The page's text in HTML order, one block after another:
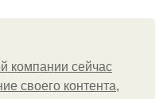
компании сейчас
своего контента,